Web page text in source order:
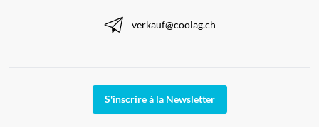
verkauf@coolag.ch
S'inscrire à la Newsletter